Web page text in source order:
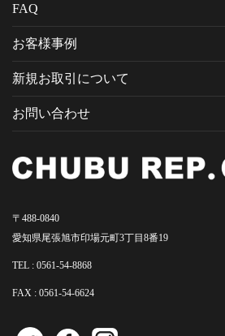
FAQ
お客様事例
新規お取引について
お問い合わせ
〒488-0840
愛知県尾張旭市印場元町3丁目8番19
TEL : 0561-54-8868
FAX : 0561-54-6624